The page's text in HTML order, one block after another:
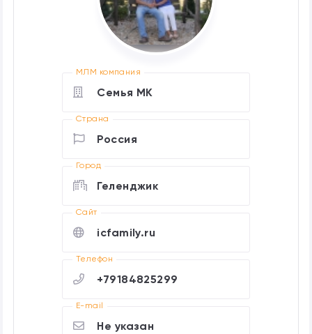
МЛМ компания
Семья МК
Страна
Россия
Город
Геленджик
Cайт
icfamily.ru
Телефон
+79184825299
E-mail
Не указан